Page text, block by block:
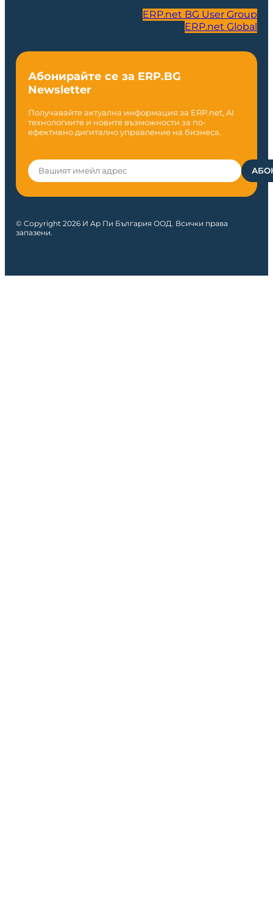
ERP.net BG User Group
ERP.net Global
Абонирайте се за ERP.BG
Newsletter
Получавайте актуална информация за ERP.net, AI
технологиите и новите възможности за по-
ефективно дигитално управление на бизнеса.
© Copyright 2026 И Ар Пи България ООД. Всички права
запазени.